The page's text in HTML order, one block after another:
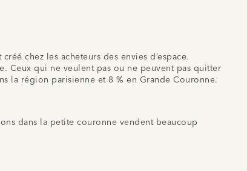
chez les acheteurs des envies d’espace.
Ceux qui ne veulent pas ou ne peuvent pas quitter
la région parisienne et 8 % en Grande Couronne.
dans la petite couronne vendent beaucoup